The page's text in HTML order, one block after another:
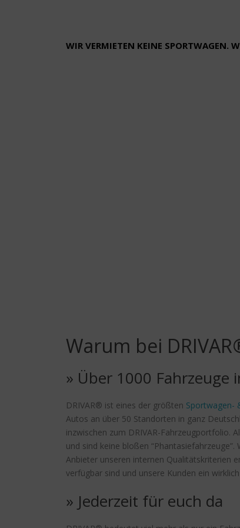
WIR VERMIETEN KEINE SPORTWAGEN.
Warum bei
» Über 1000 Fahrzeuge
DRIVAR® ist eines der größten Sportwagen-
Autos an über 50 Standorten in ganz
inzwischen zum DRIVAR-Fahrzeugportfolio.
und sind keine bloßen
Anbieter unseren internen Qualitätskriterien
verfügbar sind und unsere Kunden ein
» Jederzeit für euch da